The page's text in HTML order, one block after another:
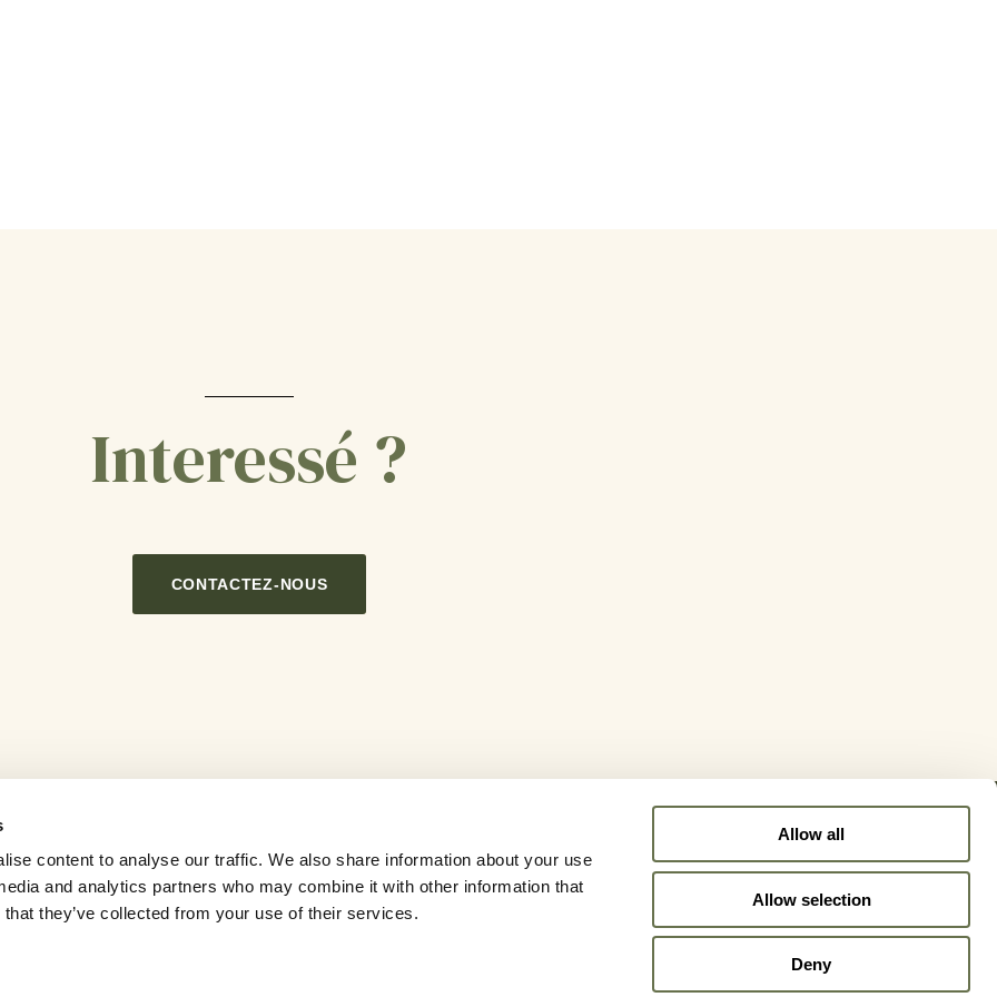
content to analyse our traffic. We also share information about your use
and analytics partners who may combine it with other information that
they’ve collected from your use of their services.
Allow all
Allow selection
Deny
Interessé ?
CONTACTEZ-NOUS
Actualités Carrières Newsletter Contactez-Nous